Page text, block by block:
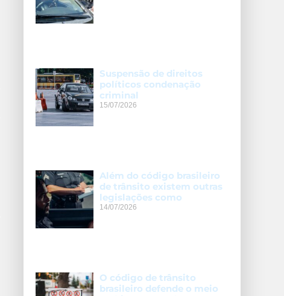
Suspensão de direitos
políticos condenação
criminal
15/07/2026
Além do código brasileiro
de trânsito existem outras
legislações como
14/07/2026
O código de trânsito
brasileiro defende o meio